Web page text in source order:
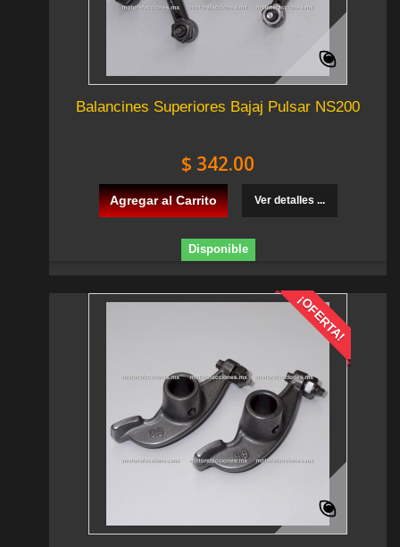
Balancines Superiores Bajaj Pulsar NS200
$ 342.00
Agregar al Carrito Ver detalles ...
Disponible
¡OFERTA!